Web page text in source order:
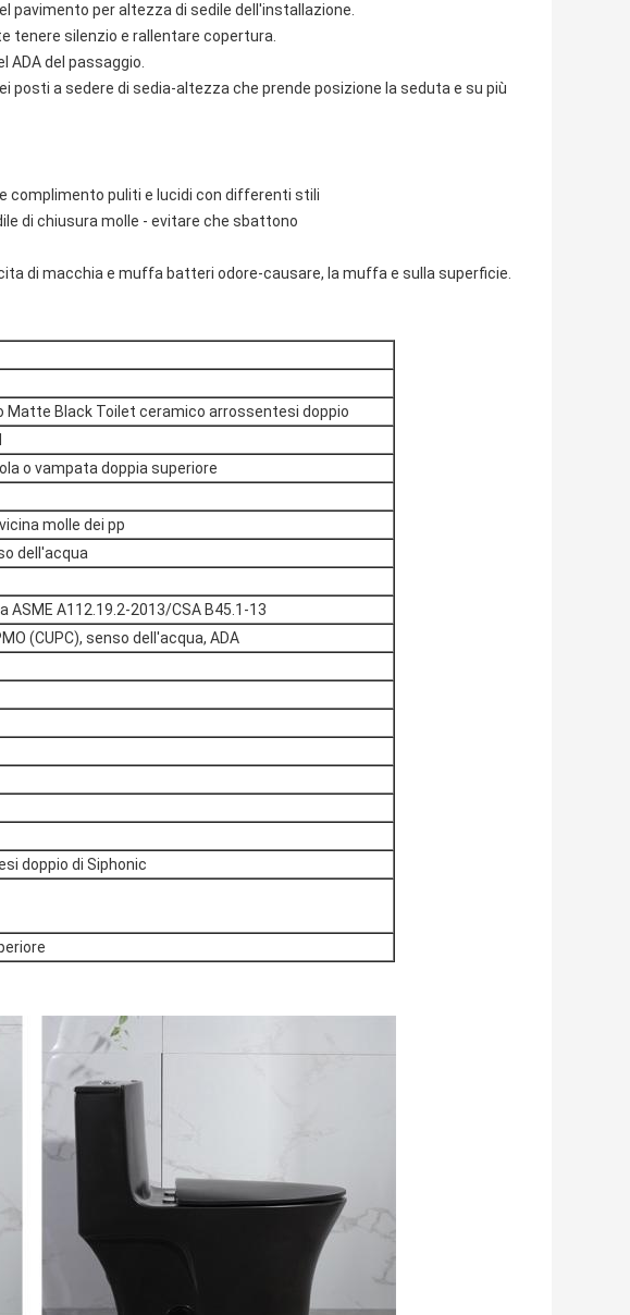
pavimento per altezza di sedile dell'installazione.
tenere silenzio e rallentare copertura.
ADA del passaggio.
posti a sedere di sedia-altezza che prende posizione la seduta e su più
complimento puliti e lucidi con differenti stili
di chiusura molle - evitare che sbattono
di macchia e muffa batteri odore-causare, la muffa e sulla superficie.
Matte Black Toilet ceramico arrossentesi doppio
o vampata doppia superiore
molle dei pp
dell'acqua
ASME A112.19.2-2013/CSA B45.1-13
(CUPC), senso dell'acqua, ADA
doppio di Siphonic